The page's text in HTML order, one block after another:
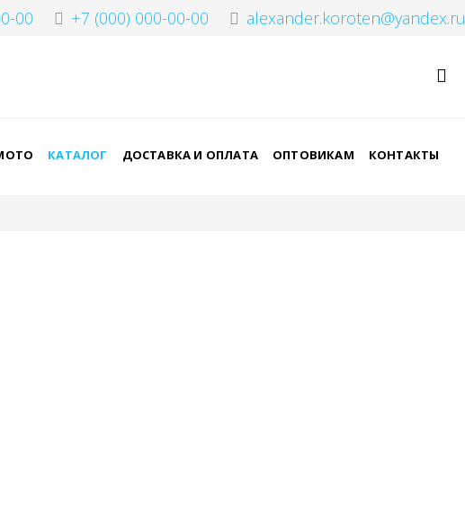
00 +7 (000) 000-00-00 alexander.koroten@yandex.ru
КАТАЛОГ ДОСТАВКА И ОПЛАТА ОПТОВИКАМ КОНТАКТЫ